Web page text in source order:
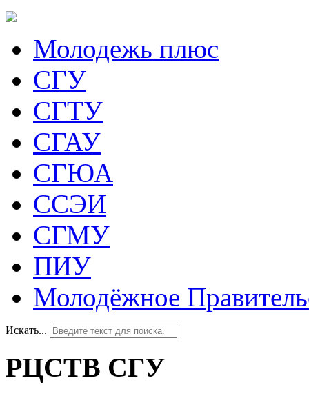
Молодежь плюс
СГУ
СГТУ
СГАУ
СГЮА
ССЭИ
СГМУ
ПИУ
Молодёжное
Искать...
РЦСТВ СГУ